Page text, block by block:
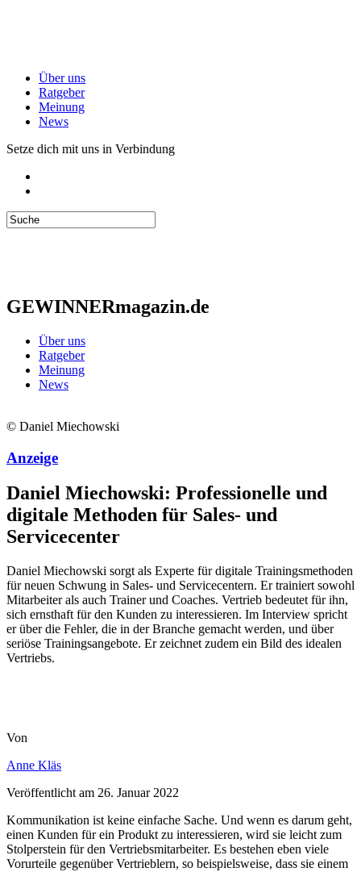
Über uns
Ratgeber
Meinung
News
Setze dich mit uns in Verbindung
GEWINNERmagazin.de
Über uns
Ratgeber
Meinung
News
© Daniel Miechowski
Anzeige
Daniel Miechowski: Professionelle und
digitale Methoden für Sales- und
Servicecenter
Daniel Miechowski sorgt als Experte für digitale Trainingsmethoden
für neuen Schwung in Sales- und Servicecentern. Er trainiert sowohl
Mitarbeiter als auch Trainer und Coaches. Vertrieb bedeutet für ihn,
sich ernsthaft für den Kunden zu interessieren. Im Interview spricht
er über die Fehler, die in der Branche gemacht werden, und über
seriöse Trainingsangebote. Er zeichnet zudem ein Bild des idealen
Vertriebs.
Von
Anne Kläs
Veröffentlicht am 26. Januar 2022
Kommunikation ist keine einfache Sache. Und wenn es darum geht,
einen Kunden für ein Produkt zu interessieren, wird sie leicht zum
Stolperstein für den Vertriebsmitarbeiter. Es bestehen eben viele
Vorurteile gegenüber Vertrieblern, so beispielsweise, dass sie einem